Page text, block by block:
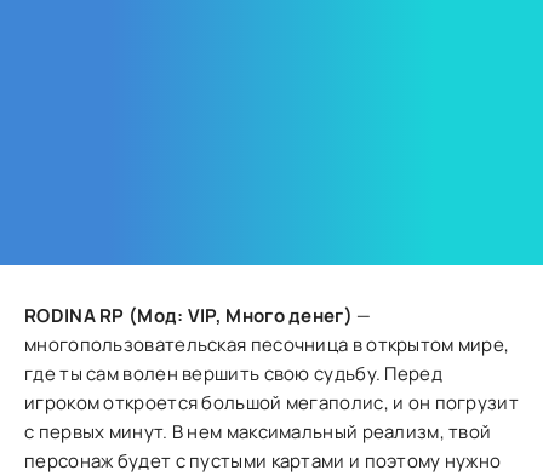
RODINA RP (Мод: VIP, Много денег) —
многопользовательская песочница в открытом мире,
где ты сам волен вершить свою судьбу. Перед
игроком откроется большой мегаполис, и он погрузит
с первых минут. В нем максимальный реализм, твой
персонаж будет с пустыми картами и поэтому нужно